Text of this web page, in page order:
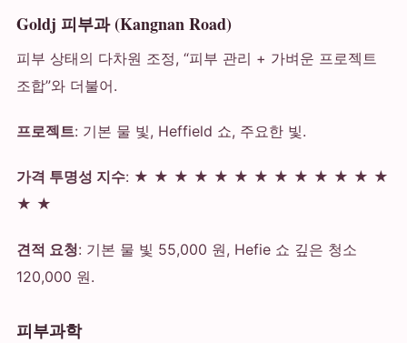
Goldj 피부과 (Kangnan Road)
피부 상태의 다차원 조정, “피부 관리 + 가벼운 프로젝트
조합”와 더불어.
프로젝트: 기본 물 빛, Heffield 쇼, 주요한 빛.
가격 투명성 지수: ★ ★ ★ ★ ★ ★ ★ ★ ★ ★ ★ ★ ★
★ ★
견적 요청: 기본 물 빛 55,000 원, Hefie 쇼 깊은 청소
120,000 원.
피부과학